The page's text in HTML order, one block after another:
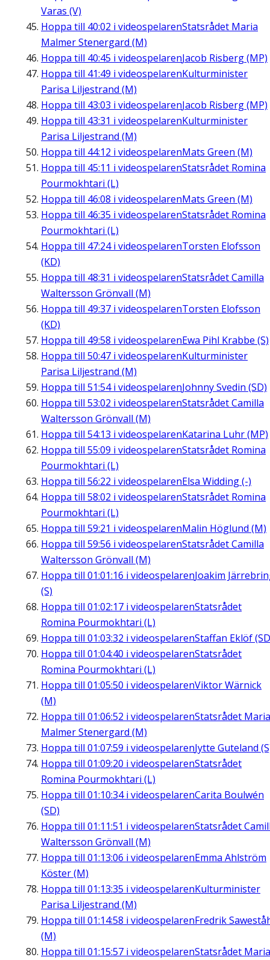
Varas (V)
Hoppa till 40:02 i videospelarenStatsrådet Maria
Malmer Stenergard (M)
Hoppa till 40:45 i videospelarenJacob Risberg (MP)
Hoppa till 41:49 i videospelarenKulturminister
Parisa Liljestrand (M)
Hoppa till 43:03 i videospelarenJacob Risberg (MP)
Hoppa till 43:31 i videospelarenKulturminister
Parisa Liljestrand (M)
Hoppa till 44:12 i videospelarenMats Green (M)
Hoppa till 45:11 i videospelarenStatsrådet Romina
Pourmokhtari (L)
Hoppa till 46:08 i videospelarenMats Green (M)
Hoppa till 46:35 i videospelarenStatsrådet Romina
Pourmokhtari (L)
Hoppa till 47:24i videospelarenTorsten Elofsson
(KD)
Hoppa till 48:31 i videospelarenStatsrådet Camilla
Waltersson Grönvall (M)
Hoppa till 49:37 i videospelarenTorsten Elofsson
(KD)
Hoppa till 49:58 i videospelarenEwa Pihl Krabbe (S)
Hoppa till 50:47 i videospelarenKulturminister
Parisa Liljestrand (M)
Hoppa till 51:54i videospelarenJohnny Svedin (SD)
Hoppa till 53:02 i videospelarenStatsrådet Camilla
Waltersson Grönvall (M)
Hoppa till 54:13 i videospelarenKatarina Luhr (MP)
Hoppa till 55:09 i videospelarenStatsrådet Romina
Pourmokhtari (L)
Hoppa till 56:22 i videospelarenElsa Widding (-)
Hoppa till 58:02 i videospelarenStatsrådet Romina
Pourmokhtari (L)
Hoppa till 59:21 i videospelarenMalin Höglund (M)
Hoppa till 59:56 i videospelarenStatsrådet Camilla
Waltersson Grönvall (M)
Hoppa till 01:01:16 i videospelarenJoakim
(S)
Hoppa till 01:02:17 i videospelarenStatsrådet
Romina Pourmokhtari (L)
Hoppa till 01:03:32 i videospelarenStaffan Eklöf
Hoppa till 01:04:40 i videospelarenStatsrådet
Romina Pourmokhtari (L)
Hoppa till 01:05:50 i videospelarenViktor Wärnick
(M)
Hoppa till 01:06:52 i videospelarenStatsrådet Maria
Malmer Stenergard (M)
Hoppa till 01:07:59 i videospelarenJytte Guteland
Hoppa till 01:09:20 i videospelarenStatsrådet
Romina Pourmokhtari (L)
Hoppa till 01:10:34i videospelarenCarita Boulwén
(SD)
Hoppa till 01:11:51 i videospelarenStatsrådet
Waltersson Grönvall (M)
Hoppa till 01:13:06 i videospelarenEmma Ahlström
Köster (M)
Hoppa till 01:13:35 i videospelarenKulturminister
Parisa Liljestrand (M)
Hoppa till 01:14:58 i videospelarenFredrik
(M)
Hoppa till 01:15:57 i videospelarenStatsrådet Maria